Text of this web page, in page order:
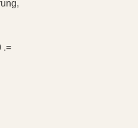
.=